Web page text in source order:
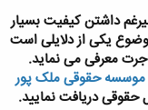
داشتن کیفیت بسیار
یکی از دلایلی است
معرفی می نماید.​
موسسه حقوقی ملک پور
حقوقی دریافت نمایید.​